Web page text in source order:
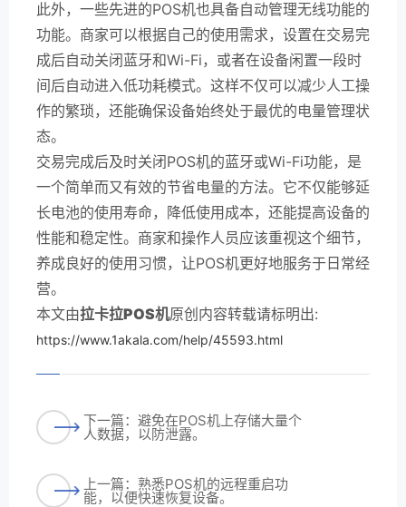
此外，一些先进的POS机也具备自动管理无线功能的
功能。商家可以根据自己的使用需求，设置在交易完
成后自动关闭蓝牙和Wi-Fi，或者在设备闲置一段时
间后自动进入低功耗模式。这样不仅可以减少人工操
作的繁琐，还能确保设备始终处于最优的电量管理状
态。
交易完成后及时关闭POS机的蓝牙或Wi-Fi功能，是
一个简单而又有效的节省电量的方法。它不仅能够延
长电池的使用寿命，降低使用成本，还能提高设备的
性能和稳定性。商家和操作人员应该重视这个细节，
养成良好的使用习惯，让POS机更好地服务于日常经
营。
本文由拉卡拉POS机原创内容转载请标明出:
https://www.1akala.com/help/45593.html
下一篇：避免在POS机上存储大量个
人数据，以防泄露。
上一篇：熟悉POS机的远程重启功
能，以便快速恢复设备。